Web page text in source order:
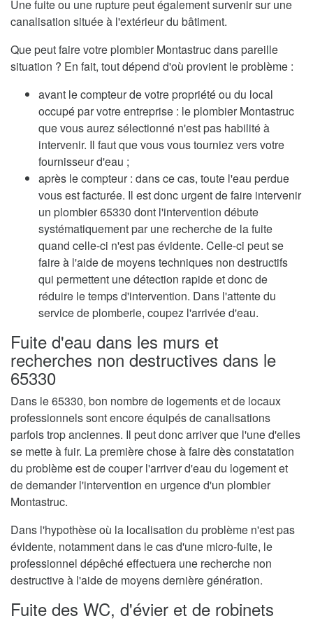
Une fuite ou une rupture peut également survenir sur une
canalisation située à l'extérieur du bâtiment.
Que peut faire votre plombier Montastruc dans pareille
situation ? En fait, tout dépend d'où provient le problème :
avant le compteur de votre propriété ou du local
occupé par votre entreprise : le plombier Montastruc
que vous aurez sélectionné n'est pas habilité à
intervenir. Il faut que vous vous tourniez vers votre
fournisseur d'eau ;
après le compteur : dans ce cas, toute l'eau perdue
vous est facturée. Il est donc urgent de faire intervenir
un plombier 65330 dont l'intervention débute
systématiquement par une recherche de la fuite
quand celle-ci n'est pas évidente. Celle-ci peut se
faire à l'aide de moyens techniques non destructifs
qui permettent une détection rapide et donc de
réduire le temps d'intervention. Dans l'attente du
service de plomberie, coupez l'arrivée d'eau.
Fuite d'eau dans les murs et
recherches non destructives dans le
65330
Dans le 65330, bon nombre de logements et de locaux
professionnels sont encore équipés de canalisations
parfois trop anciennes. Il peut donc arriver que l'une d'elles
se mette à fuir. La première chose à faire dès constatation
du problème est de couper l'arriver d'eau du logement et
de demander l'intervention en urgence d'un plombier
Montastruc.
Dans l'hypothèse où la localisation du problème n'est pas
évidente, notamment dans le cas d'une micro-fuite, le
professionnel dépêché effectuera une recherche non
destructive à l'aide de moyens dernière génération.
Fuite des WC, d'évier et de robinets